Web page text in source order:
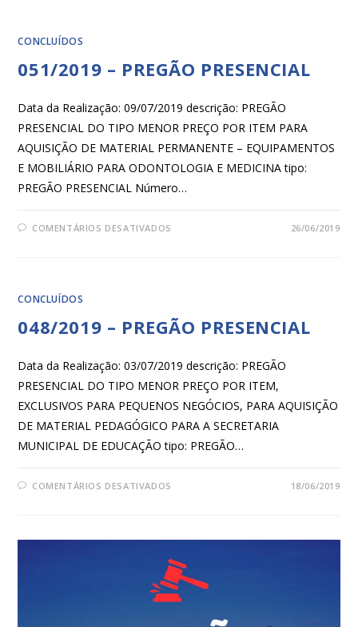
CONCLUÍDOS
051/2019 – PREGÃO PRESENCIAL
Data da Realização: 09/07/2019 descrição: PREGÃO
PRESENCIAL DO TIPO MENOR PREÇO POR ITEM PARA
AQUISIÇÃO DE MATERIAL PERMANENTE – EQUIPAMENTOS
E MOBILIÁRIO PARA ODONTOLOGIA E MEDICINA tipo:
PREGÃO PRESENCIAL Número…
COMENTÁRIOS DESATIVADOS 26/06/2019
CONCLUÍDOS
048/2019 – PREGÃO PRESENCIAL
Data da Realização: 03/07/2019 descrição: PREGÃO
PRESENCIAL DO TIPO MENOR PREÇO POR ITEM,
EXCLUSIVOS PARA PEQUENOS NEGÓCIOS, PARA AQUISIÇÃO
DE MATERIAL PEDAGÓGICO PARA A SECRETARIA
MUNICIPAL DE EDUCAÇÃO tipo: PREGÃO…
COMENTÁRIOS DESATIVADOS 18/06/2019